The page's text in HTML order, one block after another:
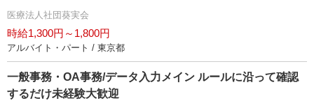
医療法人社団葵実会
時給1,300円～1,800円
アルバイト・パート / 東京都
一般事務・OA事務/データ入力メイン ルールに沿って確認
するだけ未経験大歓迎